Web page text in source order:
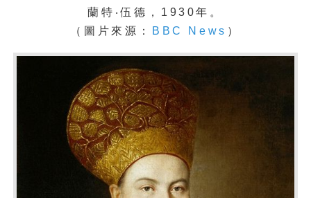
蘭特‧伍德 ，1930年。
（圖片來源：
BBC News ）